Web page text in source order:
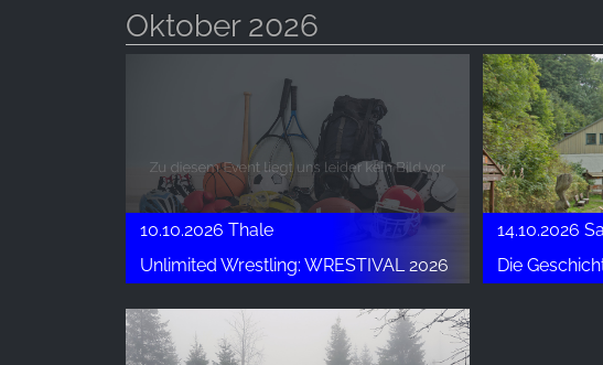
Oktober 2026
10.10.2026 Thale
Unlimited Wrestling: WRESTIVAL 2026
14.10.2026
Die Geschichte der Oberharzer